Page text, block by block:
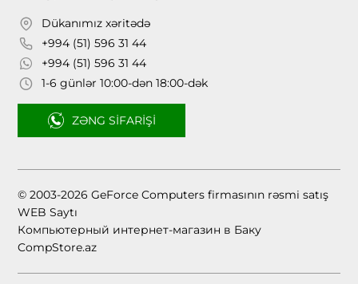
Dükanımız xəritədə
+994 (51) 596 31 44
+994 (51) 596 31 44
1-6 günlər 10:00-dən 18:00-dək
ZƏNG SIFARIŞI
© 2003-2026 GeForce Computers firmasının rəsmi satış
WEB Saytı
Компьютерный интернет-магазин в Баку
CompStore.az